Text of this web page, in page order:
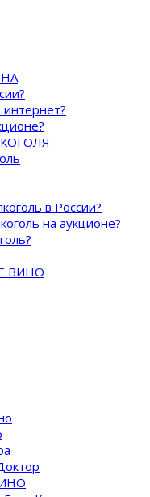
в России?
на аукционе?
ВИНО